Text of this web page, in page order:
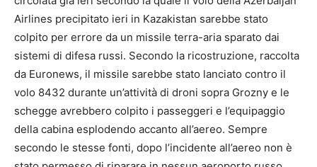
Airlines precipitato ieri in Kazakistan sarebbe stato
colpito per errore da un missile terra-aria sparato dai
sistemi di difesa russi. Secondo la ricostruzione, raccolta
da Euronews, il missile sarebbe stato lanciato contro il
volo 8432 durante un’attività di droni sopra Grozny e le
schegge avrebbero colpito i passeggeri e l’equipaggio
della cabina esplodendo accanto all’aereo. Sempre
secondo le stesse fonti, dopo l’incidente all’aereo non è